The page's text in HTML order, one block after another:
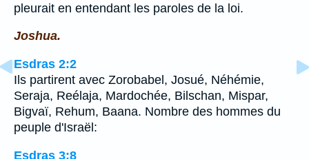
pleurait en entendant les paroles de la loi.
Joshua.
Esdras 2:2
Ils partirent avec Zorobabel, Josué, Néhémie,
Seraja, Reélaja, Mardochée, Bilschan, Mispar,
Bigvaï, Rehum, Baana. Nombre des hommes du
peuple d'Israël:
Esdras 3:8